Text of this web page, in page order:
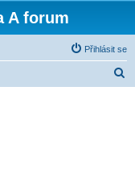
A forum
Přihlásit se